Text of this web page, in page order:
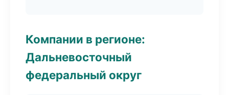
Компании в регионе:
Дальневосточный
федеральный округ